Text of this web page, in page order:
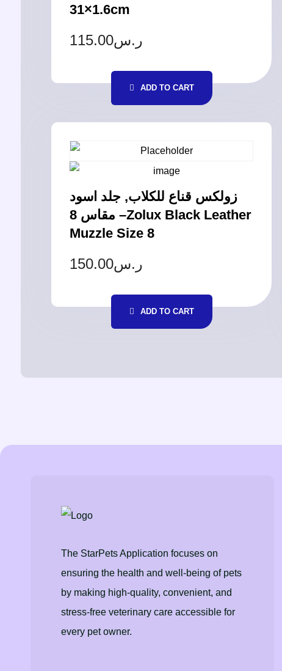
31×1.6cm
ر.س115.00
ADD TO CART
زولكس قناع للكلاب, جلد اسود
مقاس 8 –Zolux Black Leather
Muzzle Size 8
ر.س150.00
ADD TO CART
The StarPets Application focuses on
ensuring the health and well-being of pets
by making high-quality, convenient, and
stress-free veterinary care accessible for
every pet owner.